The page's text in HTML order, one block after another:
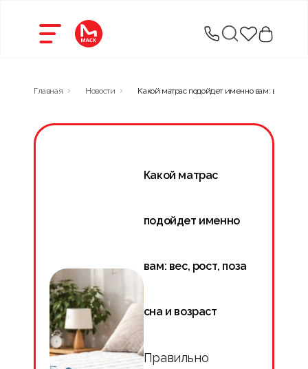
Главная Новости Какой матрас подойдет именно вам: вес, рост,
Какой матрас
подойдет именно
вам: вес, рост, поза
сна и возраст
Правильно